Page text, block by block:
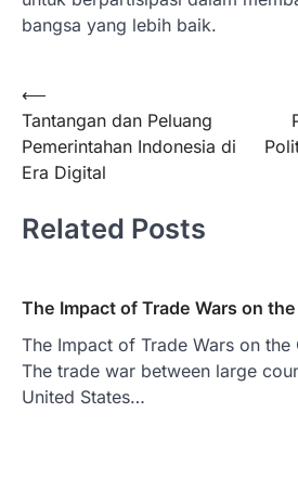
bangsa yang lebih baik.
Post
navigation
⟵
Tantangan dan Peluang
Pemerintahan Indonesia di
Era Digital
Related Posts
The Impact of Trade Wars on
The Impact of Trade Wars on
The trade war between large
United States…